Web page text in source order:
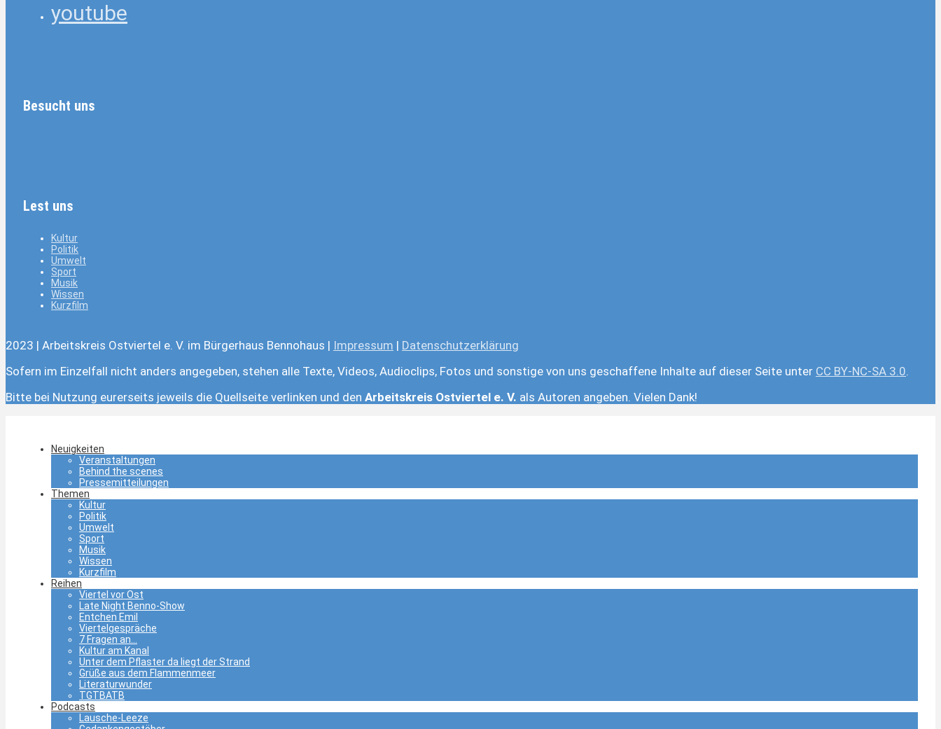
youtube
Besucht uns
Lest uns
Kultur
Politik
Umwelt
Sport
Musik
Wissen
Kurzfilm
2023 | Arbeitskreis Ostviertel e. V. im Bürgerhaus Bennohaus | Impressum | Datenschutzerklärung
Sofern im Einzelfall nicht anders angegeben, stehen alle Texte, Videos, Audioclips, Fotos und sonstige von uns geschaffene Inhalte auf dieser Seite unter CC BY-NC-SA 3.0.
Bitte bei Nutzung eurerseits jeweils die Quellseite verlinken und den Arbeitskreis Ostviertel e. V. als Autoren angeben. Vielen Dank!
Neuigkeiten
Veranstaltungen
Behind the scenes
Pressemitteilungen
Themen
Kultur
Politik
Umwelt
Sport
Musik
Wissen
Kurzfilm
Reihen
Viertel vor Ost
Late Night Benno-Show
Entchen Emil
Viertelgespräche
7 Fragen an…
Kultur am Kanal
Unter dem Pflaster da liegt der Strand
Grüße aus dem Flammenmeer
Literaturwunder
TGTBATB
Podcasts
Lausche-Leeze